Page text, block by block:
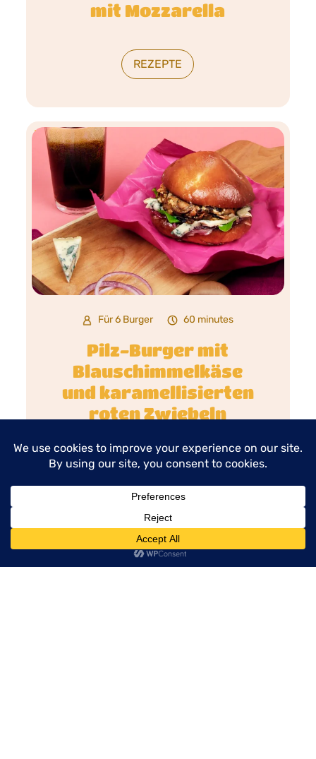
menu
mit Mozzarella
REZEPTE
Für 6 Burger 60 minutes
Pilz-Burger mit
Blauschimmelkäse
und karamellisierten
roten Zwiebeln
REZEPTE